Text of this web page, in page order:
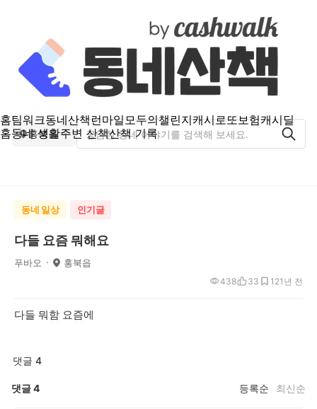
홈팀워크동네산책런마일모두의챌린지캐시로또보험캐시딜
홈동네 생활주변 산책산책 기록
홍북읍
동네 일상 인기글
다들 요즘 뭐해요
푸바오 홍북읍
1년 전
438 33 12
다들 뭐함 요즘에
댓글 4
댓글4 등록순 최신순